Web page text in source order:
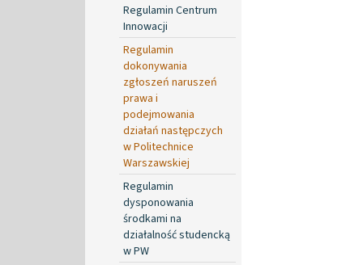
Regulamin Centrum
Innowacji
Regulamin
dokonywania
zgłoszeń naruszeń
prawa i
podejmowania
działań następczych
w Politechnice
Warszawskiej
Regulamin
dysponowania
środkami na
działalność studencką
w PW